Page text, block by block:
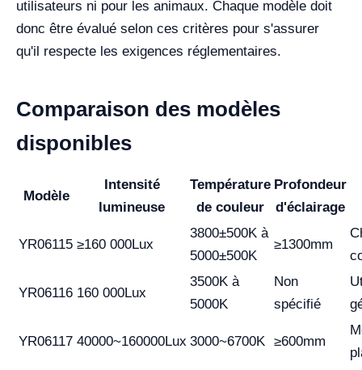
utilisateurs ni pour les animaux. Chaque modèle doit
donc être évalué selon ces critères pour s'assurer
qu'il respecte les exigences réglementaires.
Comparaison des modèles
disponibles
Modèle
Intensité
lumineuse
Température
de couleur
Profondeur
d'éclairage
YR06115 ≥160 000Lux
3800±500K à
5000±500K
≥1300mm
YR06116 160 000Lux
3500K à
5000K
Non
spécifié
YR06117 40000~160000Lux 3000~6700K ≥600mm